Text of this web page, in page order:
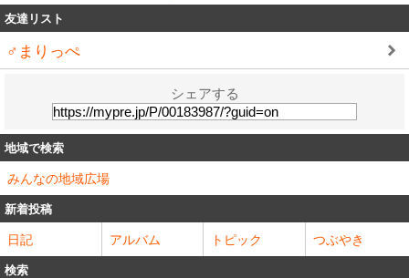
友達リスト
♂まりっぺ
シェアする
地域で検索
みんなの地域広場
新着投稿
日記 アルバム トピック つぶやき
検索